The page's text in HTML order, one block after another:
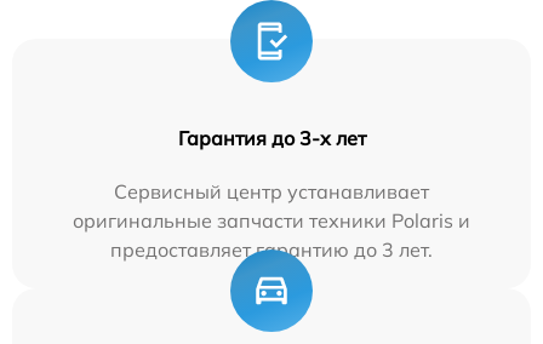
Гарантия до 3-х лет
Сервисный центр устанавливает
оригинальные запчасти техники Polaris и
предоставляет гарантию до 3 лет.